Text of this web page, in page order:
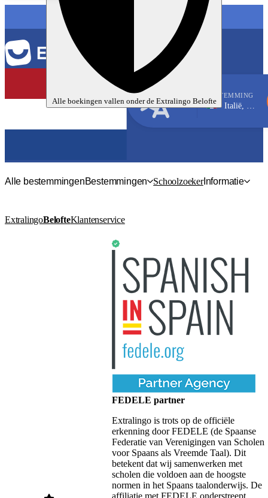
Alle boekingen vallen onder de Extralingo Belofte
TAAL
BESTEMMING
Italië, Genoa
Alle bestemmingenBestemmingen SchoolzoekerInformatie
ExtralingoBelofteKlantenservice
FEDELE partner
Extralingo is trots op de officiële
erkenning door FEDELE (de Spaanse
Federatie van Verenigingen van Scholen
voor Spaans als Vreemde Taal). Dit
betekent dat wij samenwerken met
scholen die voldoen aan de hoogste
normen in het Spaans taalonderwijs. De